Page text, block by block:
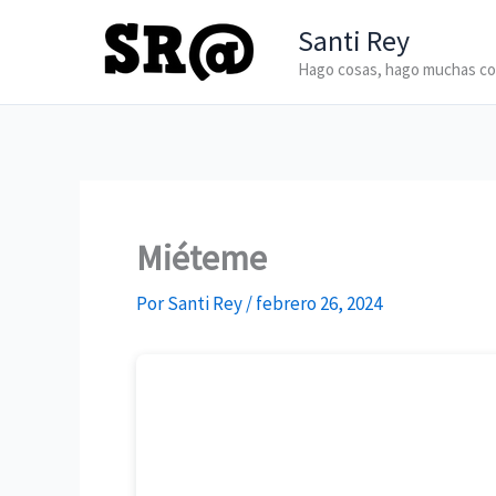
Santi Rey
Hago cosas, hago muchas
Miéteme
PorSanti Rey/febrero 26, 2024